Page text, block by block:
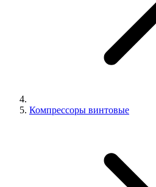
Компрессоры винтовые